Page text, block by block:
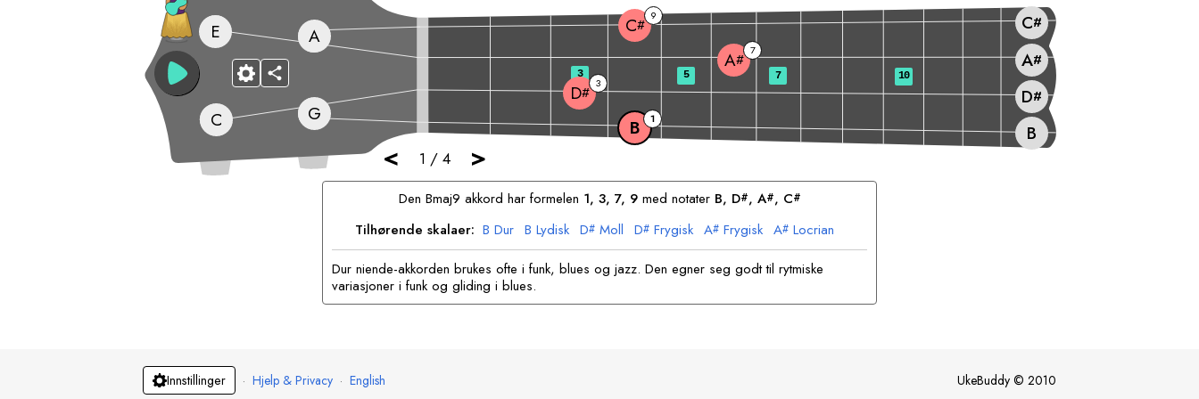
< 1 / 4 >
G
B 1
B
C
D# 3
D#
E
A# 7 A#
A C# 9 C#
3 5 7 10
Den Bmaj9 akkord har formelen 1, 3, 7, 9med notater B, D#, A#, C#
Tilhørende skalaer: B Dur B Lydisk D# Moll D# Frygisk A# Frygisk A# Locrian
C Dorisk C Mixolydisk
Dur niende-akkorden brukes ofte i funk, blues og jazz. Den egner seg godt til rytmiske
variasjoner i funk og gliding i blues.
Innstillinger · Hjelp & Privacy · English UkeBuddy © 2010